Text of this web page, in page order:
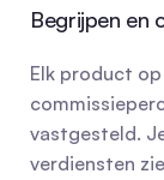
Begrijpen en
Elk product
vastgesteld.
verdiensten